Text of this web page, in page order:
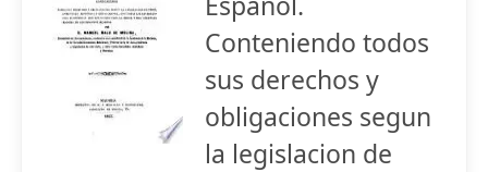
Conteniendo todos
sus derechos y
obligaciones segun
la legislacion de